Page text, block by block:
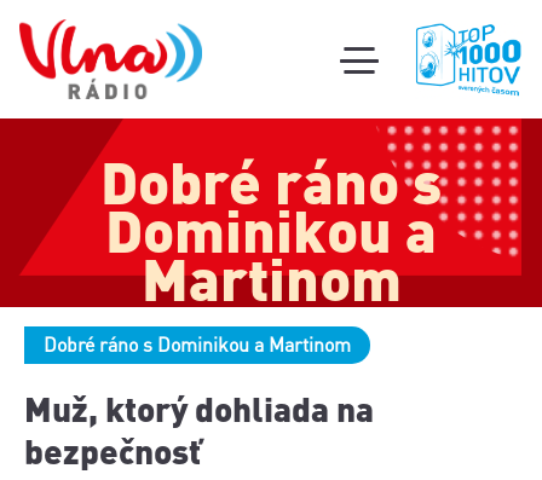
toggle
mobile
menu
Dobré ráno s
Dominikou a
Martinom
Dobré ráno s Dominikou a Martinom
Muž, ktorý dohliada na
bezpečnosť